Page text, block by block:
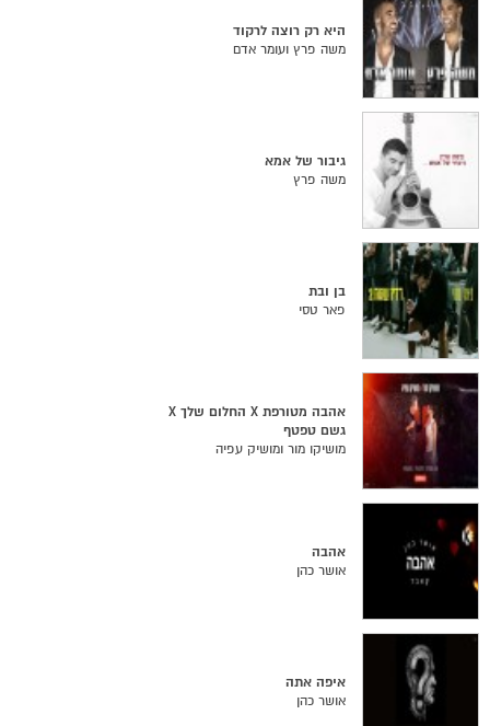
היא רק רוצה לרקוד
משה פרץ ועומר אדם
גיבור של אמא
משה פרץ
בן ובת
פאר טסי
אהבה מטורפת X החלום שלך X
גשם טפטף
מושיקו מור ומושיק עפיה
אהבה
אושר כהן
איפה אתה
אושר כהן